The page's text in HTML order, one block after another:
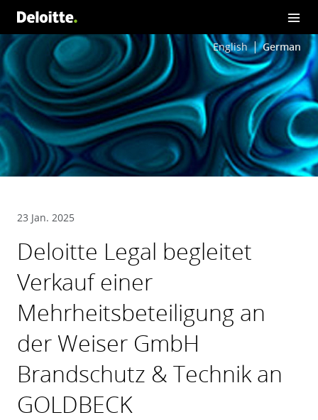
English German
23 Jan. 2025
Deloitte Legal begleitet
Verkauf einer
Mehrheitsbeteiligung an
der Weiser GmbH
Brandschutz & Technik an
GOLDBECK